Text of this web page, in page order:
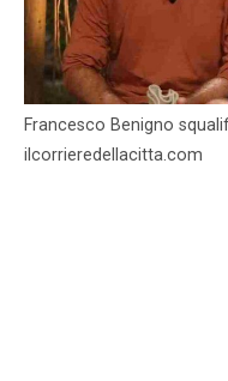
Francesco Benigno
ilcorrieredellacitta.com